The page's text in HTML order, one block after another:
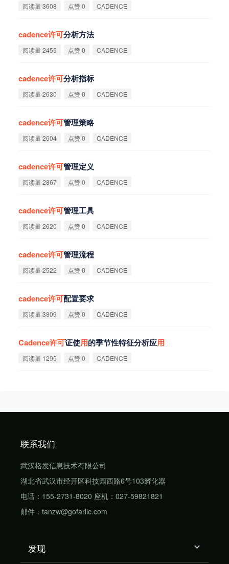
阅读量 3608 点赞 0 CADENCE
cadence许可分析方法
阅读量 2455 点赞 0 CADENCE
cadence许可分析指标
阅读量 2630 点赞 0 CADENCE
cadence许可管理策略
阅读量 2604 点赞 0 CADENCE
cadence许可管理定义
阅读量 2867 点赞 0 CADENCE
cadence许可管理工具
阅读量 2620 点赞 0 CADENCE
cadence许可管理流程
阅读量 2522 点赞 0 CADENCE
cadence许可配置要求
阅读量 3809 点赞 0 CADENCE
Cadence许可证使用的季节性特征分析应用
阅读量 1295 点赞 0 CADENCE
联系我们
武汉格发信息技术有限公司
湖北省武汉市经开区科技园西路6号103孵化器
电话：155-2731-8020 座机：027-59821821
邮件：tanzw@gofarlic.com
发现